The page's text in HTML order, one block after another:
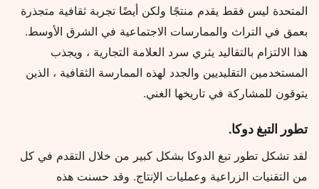
المتحدة ليس فقط يقدم منتجًا ولكن أيضًا تجربة ثقافية متجذرة
بعمق في التراث والممارسات الاجتماعية في الشرق الأوسط.
هذا الالتزام بالتقاليد يثري سرد العلامة التجارية ، ويجذب
المستخدمين التقليديين والجدد لهذه الممارسة الثقافية ، الذين
يتوقون للمشاركة في تاريخها الغني.
تطور التبغ دوكا.
لقد تشكل تطور تبغ الدوكا بشكل كبير من خلال التقدم في كل
من التقنيات الزراعية وعمليات الإنتاج. وقد حسنت هذه